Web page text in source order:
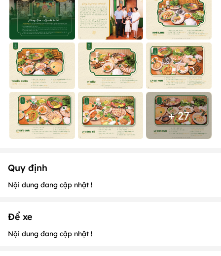
+ 27
Quy định
Nội dung đang cập nhật !
Để xe
Nội dung đang cập nhật !